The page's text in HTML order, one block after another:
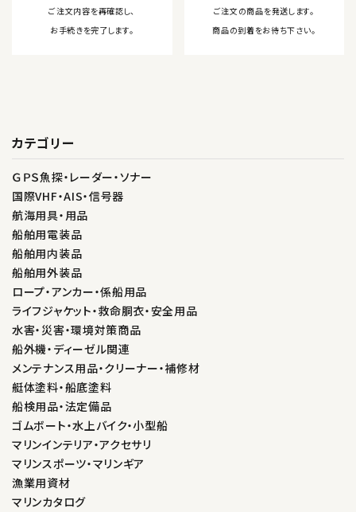
ご注文内容を再確認し、
お手続きを完了します。
ご注文の商品を発送します。
商品の到着をお待ち下さい。
カテゴリー
ＧＰＳ魚探・レーダー・ソナー
国際VHF・AIS・信号器
航海用具・用品
船舶用電装品
船舶用内装品
船舶用外装品
ロープ・アンカー・係船用品
ライフジャケット・救命胴衣・安全用品
水害・災害・環境対策商品
船外機・ディーゼル関連
メンテナンス用品・クリーナー・補修材
艇体塗料・船底塗料
船検用品・法定備品
ゴムボート・水上バイク・小型船
マリンインテリア・アクセサリ
マリンスポーツ・マリンギア
漁業用資材
マリンカタログ